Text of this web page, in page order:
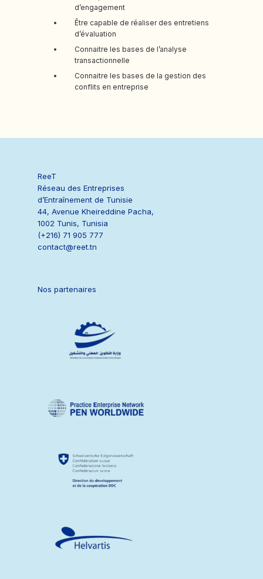
d’engagement
Être capable de réaliser des entretiens
d’évaluation
Connaitre les bases de l’analyse
transactionnelle
Connaitre les bases de la gestion des
conflits en entreprise
ReeT
Réseau des Entreprises
d’Entraînement de Tunisie
44, Avenue Kheireddine Pacha,
1002 Tunis, Tunisia
(+216) 71 905 777
contact@reet.tn
Nos partenaires